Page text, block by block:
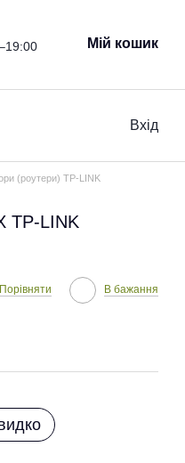
Мій кошик
Вхід
(роутери) TP-LINK
TP-LINK
Порівняти В бажання